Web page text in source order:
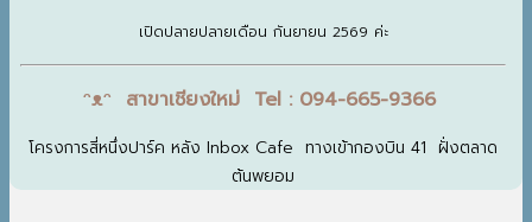
เปิดปลายปลายเดือน กันยายน 2569 ค่ะ
ᵔᴥᵔ สาขาเชียงใหม่ Tel : 094-665-9366
โครงการสี่หนึ่งปาร์ค หลัง Inbox Cafe ทางเข้ากองบิน 41 ฝั่งตลาด
ต้นพยอม